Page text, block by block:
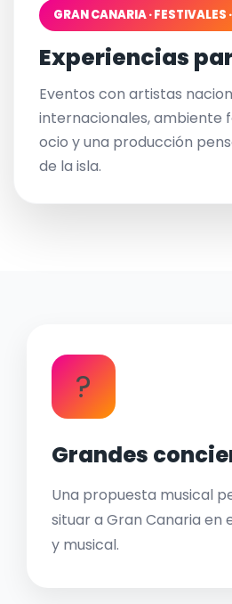
GRAN CANARIA · FESTIVALES
Experiencias
Eventos con artistas
internacionales, ambiente
ocio y una producción
de la isla.
?
Grandes
Una propuesta musical
situar a Gran Canaria en
y musical.